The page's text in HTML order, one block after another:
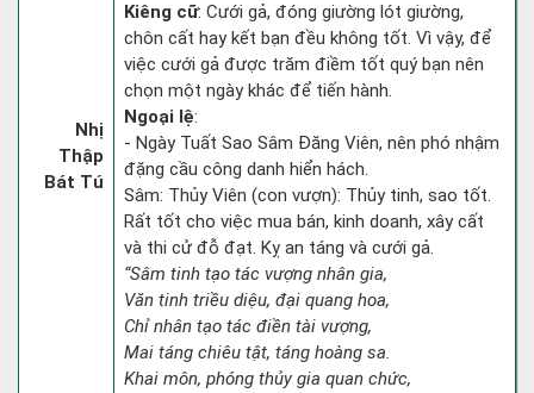
Nhị
Thập
Bát Tú
Kiêng cữ: Cưới gả, đóng giường lót giường,
chôn cất hay kết bạn đều không tốt. Vì vậy, để
việc cưới gả được trăm điềm tốt quý bạn nên
chọn một ngày khác để tiến hành.
Ngoại lệ:
- Ngày Tuất Sao Sâm Đăng Viên, nên phó nhậm
đặng cầu công danh hiển hách.
Sâm: Thủy Viên (con vượn): Thủy tinh, sao tốt.
Rất tốt cho việc mua bán, kinh doanh, xây cất
và thi cử đỗ đạt. Kỵ an táng và cưới gả.
“Sâm tinh tạo tác vượng nhân gia,
Văn tinh triều diệu, đại quang hoa,
Chỉ nhân tạo tác điền tài vượng,
Mai táng chiêu tật, táng hoàng sa.
Khai môn, phóng thủy gia quan chức,